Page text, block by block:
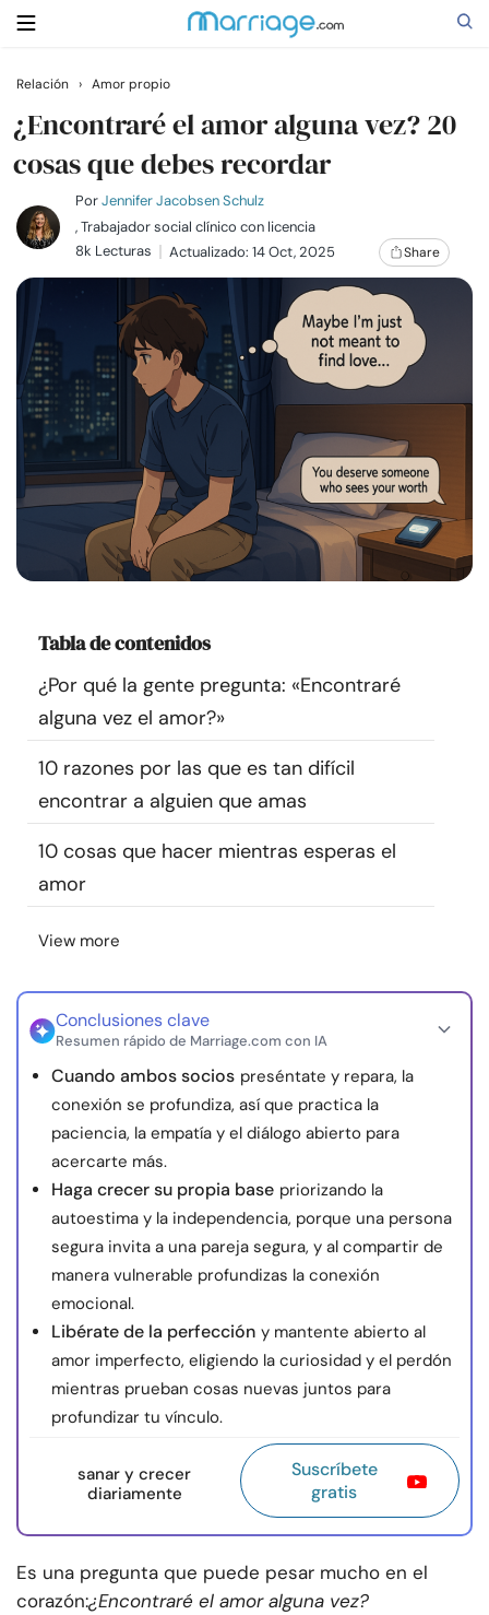
Buscar
Casarse
Relaciones
Familia
Ayuda
Cursos
Recursos
Comunidad
Encuentra un terapeuta
Idioma
© Copyright 2026. Todos los derechos reservados.
Relación › Amor propio
¿Encontraré el amor alguna vez? 20
cosas que debes recordar
PorJennifer Jacobsen Schulz
, Trabajador social clínico con licencia
8k Lecturas
Actualizado: 14 Oct, 2025 Share
Tabla de contenidos
¿Por qué la gente pregunta: «Encontraré
alguna vez el amor?»
10 razones por las que es tan difícil
encontrar a alguien que amas
10 cosas que hacer mientras esperas el
amor
View more
Conclusiones clave
Resumen rápido de Marriage.com con IA
Cuando ambos socios preséntate y repara, la
conexión se profundiza, así que practica la
paciencia, la empatía y el diálogo abierto para
acercarte más.
Haga crecer su propia base priorizando la
autoestima y la independencia, porque una persona
segura invita a una pareja segura, y al compartir de
manera vulnerable profundizas la conexión
emocional.
Libérate de la perfección y mantente abierto al
amor imperfecto, eligiendo la curiosidad y el perdón
mientras prueban cosas nuevas juntos para
profundizar tu vínculo.
sanar y crecer
diariamente
Suscríbete
gratis
Es una pregunta que puede pesar mucho en el
corazón:¿Encontraré el amor alguna vez?